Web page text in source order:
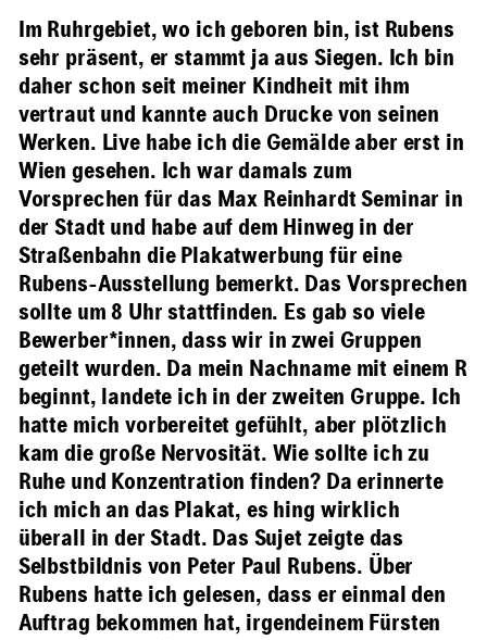
Im Ruhrgebiet, wo ich geboren bin, ist Rubens
sehr präsent, er stammt ja aus Siegen. Ich bin
daher schon seit meiner Kindheit mit ihm
vertraut und kannte auch Drucke von seinen
Werken. Live habe ich die Gemälde aber erst in
Wien gesehen. Ich war damals zum
Vorsprechen für das Max Reinhardt Seminar in
der Stadt und habe auf dem Hinweg in der
Straßenbahn die Plakatwerbung für eine
Rubens-Ausstellung bemerkt. Das Vorsprechen
sollte um 8 Uhr stattfinden. Es gab so viele
Bewerber*innen, dass wir in zwei Gruppen
geteilt wurden. Da mein Nachname mit einem R
beginnt, landete ich in der zweiten Gruppe. Ich
hatte mich vorbereitet gefühlt, aber plötzlich
kam die große Nervosität. Wie sollte ich zu
Ruhe und Konzentration finden? Da erinnerte
ich mich an das Plakat, es hing wirklich
überall in der Stadt. Das Sujet zeigte das
Selbstbildnis von Peter Paul Rubens. Über
Rubens hatte ich gelesen, dass er einmal den
Auftrag bekommen hat, irgendeinem Fürsten